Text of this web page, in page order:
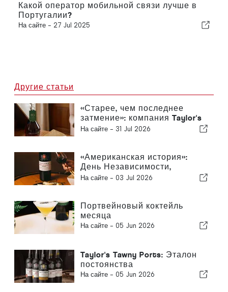
Какой оператор мобильной связи лучше в
Португалии?
На сайте - 27 Jul 2025
Другие статьи
«Старее, чем последнее
затмение»: компания Taylor's
представляет белый
На сайте - 31 Jul 2026
«Американская история»:
День Независимости,
достойный того, чтобы за
На сайте - 03 Jul 2026
Портвейновый коктейль
месяца
На сайте - 05 Jun 2026
Taylor's Tawny Ports: Эталон
постоянства
На сайте - 05 Jun 2026